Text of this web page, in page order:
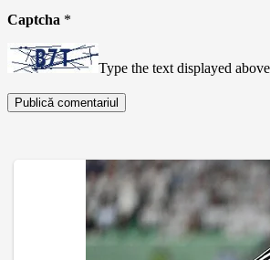
Captcha *
Type the text displayed